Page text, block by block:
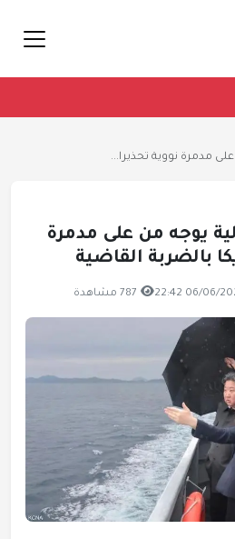
مدمرة نووية تحذيرا...
يوجه من على مدمرة
بالضربة القاضية
06/06/2026 787 مشاهدة